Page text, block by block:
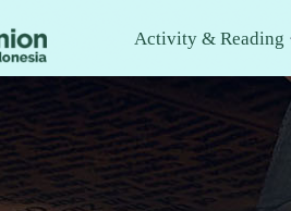
Activity & Reading